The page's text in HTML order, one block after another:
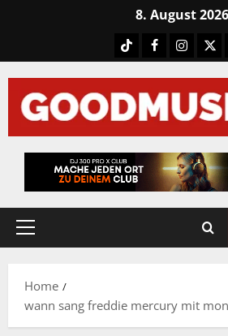
8. August 2026
TiktokFacebookX
Primary
Home
wann sang freddie mercury mit